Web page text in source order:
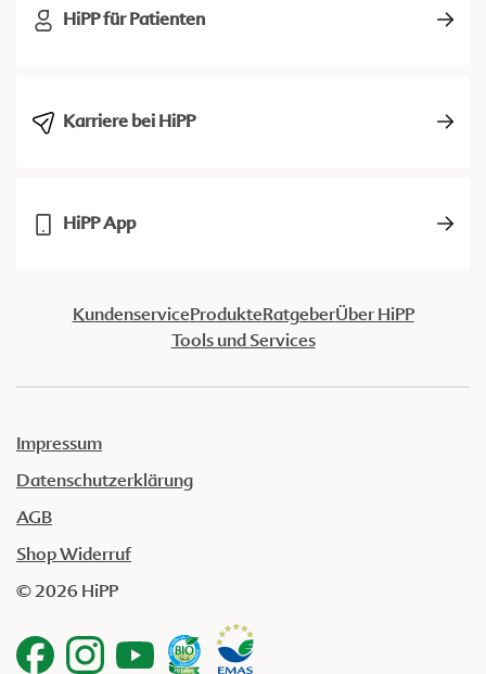
HiPP für Patienten
Karriere bei HiPP
HiPP App
KundenserviceProdukteRatgeberÜber HiPP
Tools und Services
Impressum
Datenschutzerklärung
AGB
Shop Widerruf
© 2026 HiPP